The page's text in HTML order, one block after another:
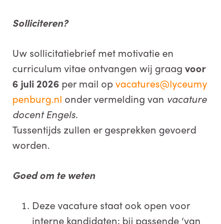
Solliciteren?
Uw sollicitatiebrief met motivatie en
curriculum vitae ontvangen wij graag voor
6 juli 2026 per mail opvacatures@lyceumy
penburg.nl onder vermelding van vacature
docent Engels.
Tussentijds zullen er gesprekken gevoerd
worden.
Goed om te weten
Deze vacature staat ook open voor
interne kandidaten; bij passende ‘van